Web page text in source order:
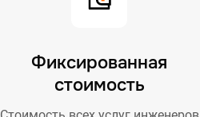
Фиксированная
стоимость